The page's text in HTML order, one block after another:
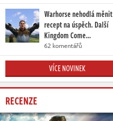
Warhorse nehodlá měnit
recept na úspěch. Další
Kingdom Come…
62 komentářů
VÍCE NOVINEK
RECENZE